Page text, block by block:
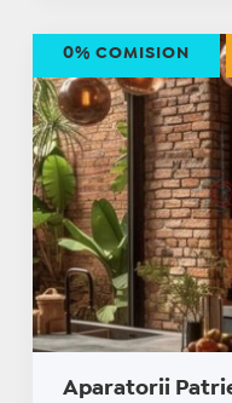
Aparatorii
0% COMISION